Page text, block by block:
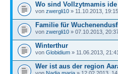
Wo sind Vollzytmamis
von zwergli10 » 11.10.2013, 19:15
Familie für
von zwergli10 » 07.10.2013,
Winterthur
von Globidium » 11.06.2013, 21:41
Wer ist aus der region